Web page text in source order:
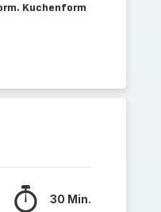
Kuchenform
30 Min.